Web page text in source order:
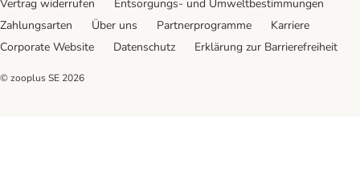
Vertrag widerrufen
Entsorgungs- und Umweltbestimmungen
Zahlungsarten
Über uns Partnerprogramme
Karriere
Corporate Website
Datenschutz Erklärung zur Barrierefreiheit
© zooplus SE 2026